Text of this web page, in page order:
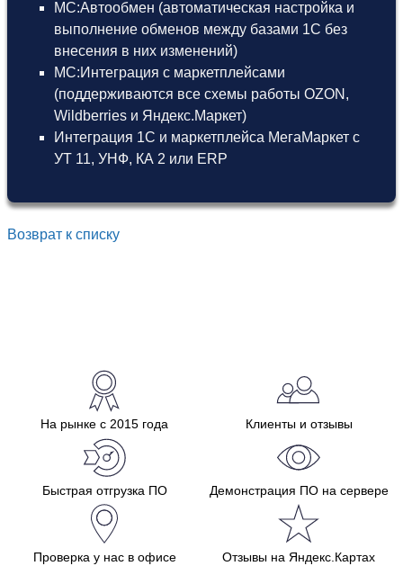
МС:Автообмен (автоматическая настройка и
выполнение обменов между базами 1С без
внесения в них изменений)
МС:Интеграция с маркетплейсами
(поддерживаются все схемы работы OZON,
Wildberries и Яндекс.Маркет)
Интеграция 1С и маркетплейса МегаМаркет с
УТ 11, УНФ, КА 2 или ERP
Возврат к списку
На рынке с 2015 года Клиенты и отзывы
Быстрая отгрузка ПО Демонстрация ПО на сервере
Проверка у нас в офисе Отзывы на Яндекс.Картах